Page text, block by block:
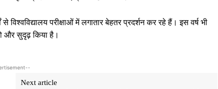
विश्वविद्यालय परीक्षाओं में लगातार बेहतर प्रदर्शन कर रहे हैं। इस वर्ष भी
और सुदृढ़ किया है।
Next article